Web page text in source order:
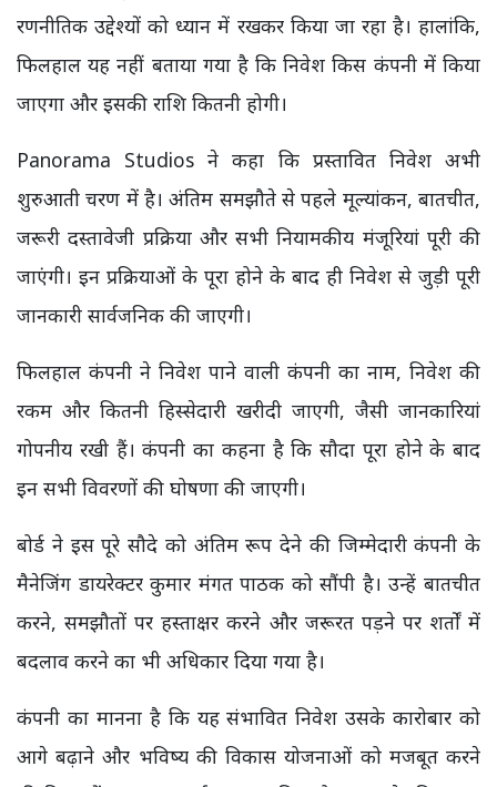
रणनीतिक उद्देश्यों को ध्यान में रखकर किया जा रहा है। हालांकि,
फिलहाल यह नहीं बताया गया है कि निवेश किस कंपनी में किया
जाएगा और इसकी राशि कितनी होगी।
Panorama Studios ने कहा कि प्रस्तावित निवेश अभी
शुरुआती चरण में है। अंतिम समझौते से पहले मूल्यांकन, बातचीत,
जरूरी दस्तावेजी प्रक्रिया और सभी नियामकीय मंजूरियां पूरी की
जाएंगी। इन प्रक्रियाओं के पूरा होने के बाद ही निवेश से जुड़ी पूरी
जानकारी सार्वजनिक की जाएगी।
फिलहाल कंपनी ने निवेश पाने वाली कंपनी का नाम, निवेश की
रकम और कितनी हिस्सेदारी खरीदी जाएगी, जैसी जानकारियां
गोपनीय रखी हैं। कंपनी का कहना है कि सौदा पूरा होने के बाद
इन सभी विवरणों की घोषणा की जाएगी।
बोर्ड ने इस पूरे सौदे को अंतिम रूप देने की जिम्मेदारी कंपनी के
मैनेजिंग डायरेक्टर कुमार मंगत पाठक को सौंपी है। उन्हें बातचीत
करने, समझौतों पर हस्ताक्षर करने और जरूरत पड़ने पर शर्तों में
बदलाव करने का भी अधिकार दिया गया है।
कंपनी का मानना है कि यह संभावित निवेश उसके कारोबार को
आगे बढ़ाने और भविष्य की विकास योजनाओं को मजबूत करने